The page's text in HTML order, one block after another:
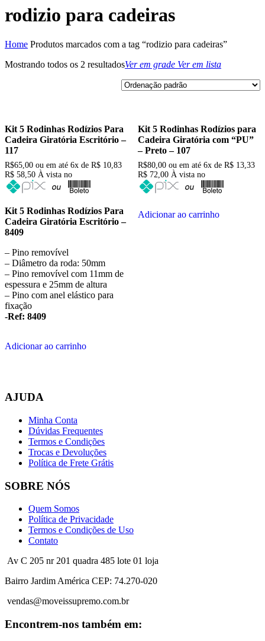
rodizio para cadeiras
Home Produtos marcados com a tag “rodizio para cadeiras”
Mostrando todos os 2 resultadosVer em grade Ver em lista
Kit 5 Rodinhas Rodízios Para
Cadeira Giratória Escritório –
117
R$65,00 ou em até 6x de R$ 10,83
R$ 58,50 À vista no
Kit 5 Rodinhas Rodízios Para
Cadeira Giratória Escritório –
8409
– Pino removível
– Diâmetro da roda: 50mm
– Pino removível com 11mm de
espessura e 25mm de altura
– Pino com anel elástico para
fixação
-Ref: 8409
Adicionar ao carrinho
Kit 5 Rodinhas Rodízios para
Cadeira Giratória com “PU”
– Preto – 107
R$80,00 ou em até 6x de R$ 13,33
R$ 72,00 À vista no
Adicionar ao carrinho
AJUDA
Minha Conta
Dúvidas Frequentes
Termos e Condições
Trocas e Devoluções
Política de Frete Grátis
SOBRE NÓS
Quem Somos
Política de Privacidade
Termos e Condições de Uso
Contato
Av C 205 nr 201 quadra 485 lote 01 loja
Bairro Jardim América CEP: 74.270-020
vendas@moveissupremo.com.br
Encontrem-nos também em: